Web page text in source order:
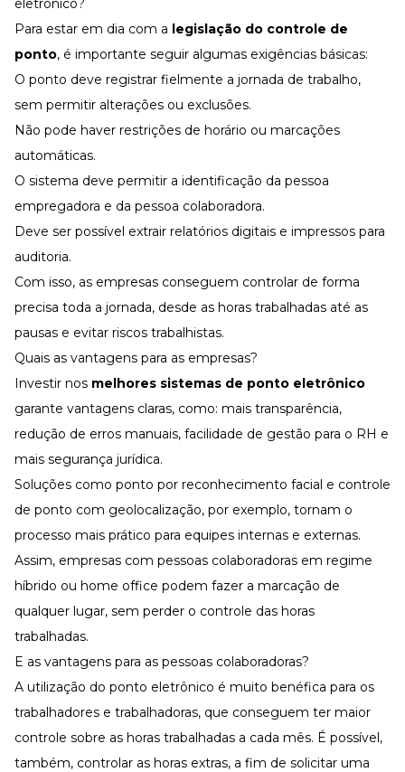
eletrônico?
Para estar em dia com a legislação do controle de
ponto, é importante seguir algumas exigências básicas:
O ponto deve registrar fielmente a jornada de trabalho,
sem permitir alterações ou exclusões.
Não pode haver restrições de horário ou marcações
automáticas.
O sistema deve permitir a identificação da pessoa
empregadora e da pessoa colaboradora.
Deve ser possível extrair relatórios digitais e impressos para
auditoria.
Com isso, as empresas conseguem controlar de forma
precisa toda a jornada, desde as horas trabalhadas até as
pausas e evitar riscos trabalhistas.
Quais as vantagens para as empresas?
Investir nos melhores sistemas de ponto eletrônico
garante vantagens claras, como: mais transparência,
redução de erros manuais, facilidade de gestão para o RH e
mais segurança jurídica.
Soluções como ponto por reconhecimento facial e controle
de ponto com geolocalização, por exemplo, tornam o
processo mais prático para equipes internas e externas.
Assim, empresas com pessoas colaboradoras em regime
híbrido ou home office podem fazer a marcação de
qualquer lugar, sem perder o controle das horas
trabalhadas.
E as vantagens para as pessoas colaboradoras?
A utilização do ponto eletrônico é muito benéfica para os
trabalhadores e trabalhadoras, que conseguem ter maior
controle sobre as horas trabalhadas a cada mês. É possível,
também, controlar as horas extras, a fim de solicitar uma